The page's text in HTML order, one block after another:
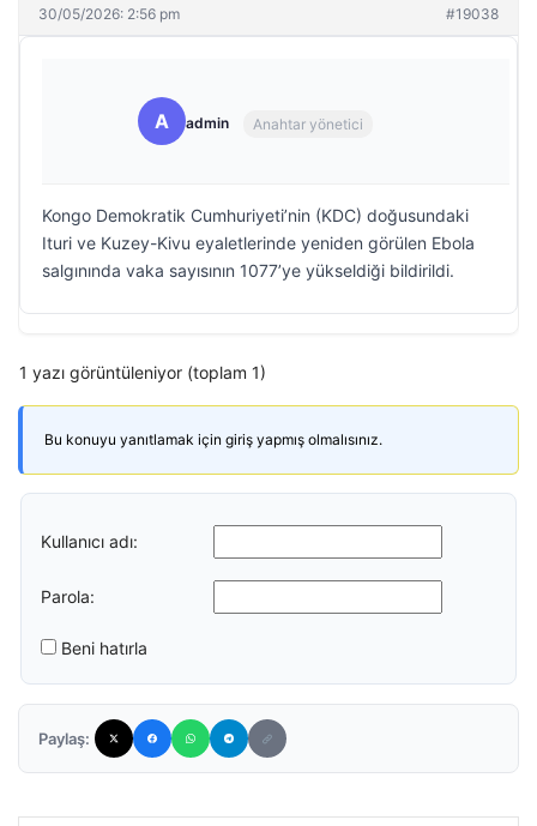
30/05/2026: 2:56 pm #19038
A admin Anahtar yönetici
Kongo Demokratik Cumhuriyeti’nin (KDC) doğusundaki
Ituri ve Kuzey-Kivu eyaletlerinde yeniden görülen Ebola
salgınında vaka sayısının 1077’ye yükseldiği bildirildi.
1 yazı görüntüleniyor (toplam 1)
Bu konuyu yanıtlamak için giriş yapmış olmalısınız.
Kullanıcı adı:
Parola:
Beni hatırla
Paylaş: